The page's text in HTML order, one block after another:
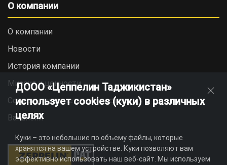
О компании
О компании
Новости
История компании
Миссия и ценности
Социальная ответственность
Вакансии
ДООО «Цеппелин Таджикистан»
использует cookies (куки) в различных
целях
Куки – это небольшие по объему файлы, которые
хранятся на вашем устройстве. Куки позволяют вам
эффективно использовать наш веб-сайт. Мы используем